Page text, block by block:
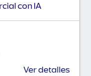
con IA
Ver detalles